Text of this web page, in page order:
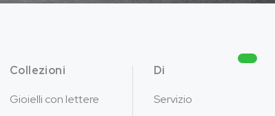
Collezioni
Gioielli con lettere
Di
Servizio